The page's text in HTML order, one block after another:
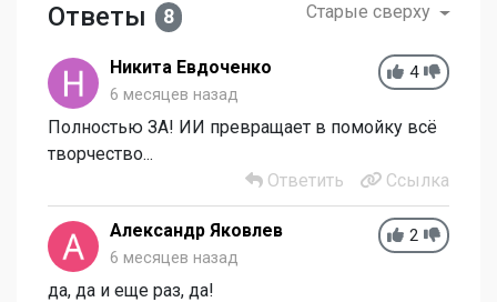
Ответы 8 Старые сверху
4
Никита Евдоченко
6 месяцев назад
Полностью ЗА! ИИ превращает в помойку всё
творчество...
Ответить
Ссылка
2
Александр Яковлев
6 месяцев назад
да, да и еще раз, да!